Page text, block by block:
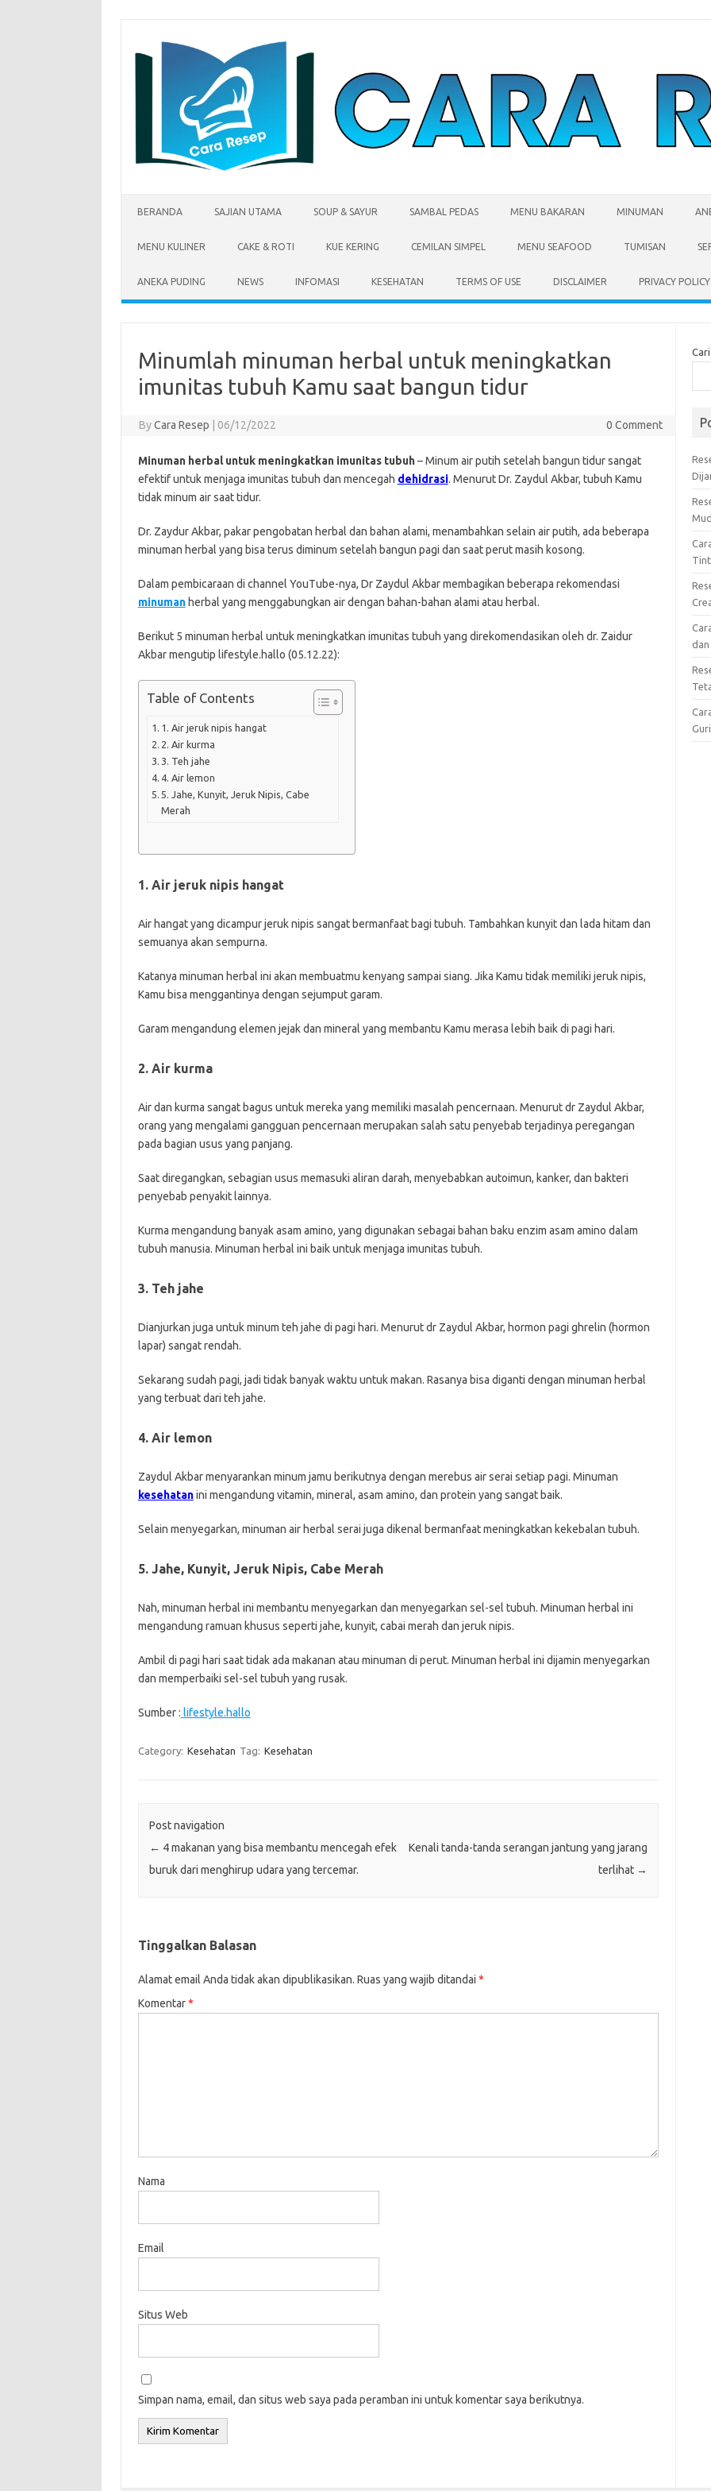
BERANDA SAJIAN UTAMA SOUP & SAYUR SAMBAL PEDAS MENU BAKARAN MINUMAN
MENU KULINER CAKE & ROTI KUE KERING CEMILAN SIMPEL MENU SEAFOOD TUMISAN
ANEKA PUDING NEWS INFOMASI KESEHATAN TERMS OF USE DISCLAIMER PRIVACY POLICY
Minumlah minuman herbal untuk meningkatkan
imunitas tubuh Kamu saat bangun tidur
ByCara Resep | 06/12/2022 0 Comment
Minuman herbal untuk meningkatkan imunitas tubuh– Minum air putih setelah bangun tidur sangat
efektif untuk menjaga imunitas tubuh dan mencegah dehidrasi. Menurut Dr. Zaydul Akbar, tubuh Kamu
tidak minum air saat tidur.
Dr. Zaydur Akbar, pakar pengobatan herbal dan bahan alami, menambahkan selain air putih, ada beberapa
minuman herbal yang bisa terus diminum setelah bangun pagi dan saat perut masih kosong.
Dalam pembicaraan di channel YouTube-nya, Dr Zaydul Akbar membagikan beberapa rekomendasi
minumanherbal yang menggabungkan air dengan bahan-bahan alami atau herbal.
Berikut 5 minuman herbal untuk meningkatkan imunitas tubuh yang direkomendasikan oleh dr. Zaidur
Akbar mengutip lifestyle.hallo (05.12.22):
Table of Contents
1. Air jeruk nipis hangat
2. Air kurma
3. Teh jahe
4. Air lemon
5. Jahe, Kunyit, Jeruk Nipis, Cabe
Merah
1. Air jeruk nipis hangat
Air hangat yang dicampur jeruk nipis sangat bermanfaat bagi tubuh. Tambahkan kunyit dan lada hitam dan
semuanya akan sempurna.
Katanya minuman herbal ini akan membuatmu kenyang sampai siang. Jika Kamu tidak memiliki jeruk nipis,
Kamu bisa menggantinya dengan sejumput garam.
Garam mengandung elemen jejak dan mineral yang membantu Kamu merasa lebih baik di pagi hari.
2. Air kurma
Air dan kurma sangat bagus untuk mereka yang memiliki masalah pencernaan. Menurut dr Zaydul Akbar,
orang yang mengalami gangguan pencernaan merupakan salah satu penyebab terjadinya peregangan
pada bagian usus yang panjang.
Saat diregangkan, sebagian usus memasuki aliran darah, menyebabkan autoimun, kanker, dan bakteri
penyebab penyakit lainnya.
Kurma mengandung banyak asam amino, yang digunakan sebagai bahan baku enzim asam amino dalam
tubuh manusia. Minuman herbal ini baik untuk menjaga imunitas tubuh.
3. Teh jahe
Dianjurkan juga untuk minum teh jahe di pagi hari. Menurut dr Zaydul Akbar, hormon pagi ghrelin (hormon
lapar) sangat rendah.
Sekarang sudah pagi, jadi tidak banyak waktu untuk makan. Rasanya bisa diganti dengan minuman herbal
yang terbuat dari teh jahe.
4. Air lemon
Zaydul Akbar menyarankan minum jamu berikutnya dengan merebus air serai setiap pagi. Minuman
kesehatanini mengandung vitamin, mineral, asam amino, dan protein yang sangat baik.
Selain menyegarkan, minuman air herbal serai juga dikenal bermanfaat meningkatkan kekebalan tubuh.
5. Jahe, Kunyit, Jeruk Nipis, Cabe Merah
Nah, minuman herbal ini membantu menyegarkan dan menyegarkan sel-sel tubuh. Minuman herbal ini
mengandung ramuan khusus seperti jahe, kunyit, cabai merah dan jeruk nipis.
Ambil di pagi hari saat tidak ada makanan atau minuman di perut. Minuman herbal ini dijamin menyegarkan
dan memperbaiki sel-sel tubuh yang rusak.
Sumber : lifestyle.hallo
Category: Kesehatan Tag: Kesehatan
Post navigation
← 4 makanan yang bisa membantu mencegah efek
buruk dari menghirup udara yang tercemar.
Kenali tanda-tanda serangan jantung yang jarang
terlihat →
Tinggalkan Balasan
Alamat email Anda tidak akan dipublikasikan. Ruas yang wajib ditandai *
Komentar*
Nama
Email
Situs Web
Simpan nama, email, dan situs web saya pada peramban ini untuk komentar saya berikutnya.
Cari